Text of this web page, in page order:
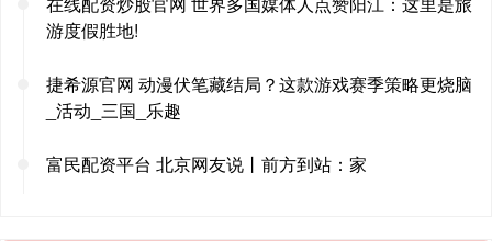
游度假胜地!
捷希源官网 动漫伏笔藏结局？这款游戏赛季策略更烧脑
_活动_三国_乐趣
富民配资平台 北京网友说丨前方到站：家